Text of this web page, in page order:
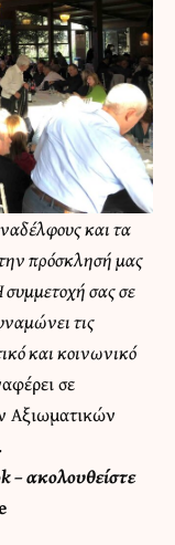
και τα
πρόσκλησή μας
σας σε
τις
και κοινωνικό
σε
Αξιωματικών
– ακολουθείστε